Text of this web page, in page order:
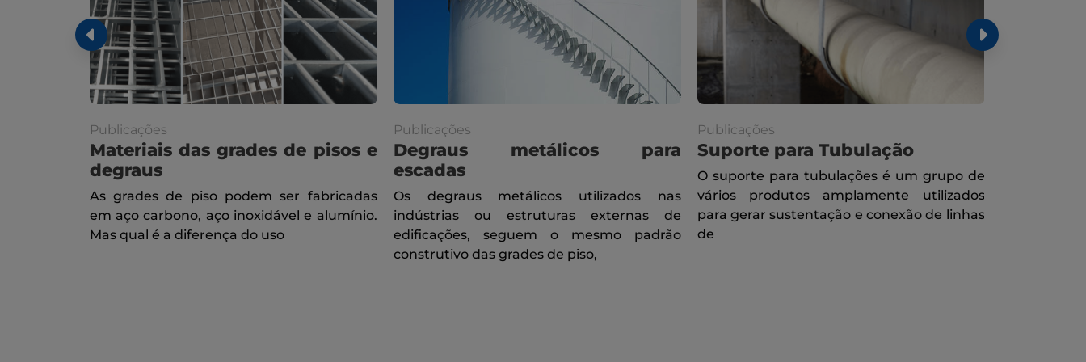
Publicações
Materiais das grades de pisos e
degraus
As grades de piso podem ser fabricadas
em aço carbono, aço inoxidável e alumínio.
Mas qual é a diferença do uso
Publicações
Degraus metálicos para
escadas
Os degraus metálicos utilizados nas
indústrias ou estruturas externas de
edificações, seguem o mesmo padrão
construtivo das grades de piso,
Publicações
Suporte para Tubulação
O suporte para tubulações é um grupo de
vários produtos amplamente utilizados
para gerar sustentação e conexão de linhas
de